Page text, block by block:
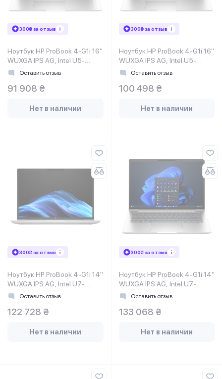
300₴ за отзыв
Ноутбук HP ProBook 4-G1i 16"
WUXGA IPS AG, Intel U5-
225H, 24GB, F1TB,
серебристый
Оставить отзыв
91 908 ₴
Нет в наличии
300₴ за отзыв
Ноутбук HP ProBook 4-G1i 16"
WUXGA IPS AG, Intel U5-
225H, 24GB, F1TB,
серебристый
Оставить отзыв
100 498 ₴
Нет в наличии
300₴ за отзыв
Ноутбук HP ProBook 4-G1i 14"
WUXGA IPS AG, Intel U7-
255H, 32GB, F1TB, NVD3050-
Оставить отзыв
122 728 ₴
Нет в наличии
300₴ за отзыв
Ноутбук HP ProBook 4-G1i 14"
WUXGA IPS AG, Intel U7-
255H, 32GB, F1TB, NVD3050-
Оставить отзыв
133 068 ₴
Нет в наличии